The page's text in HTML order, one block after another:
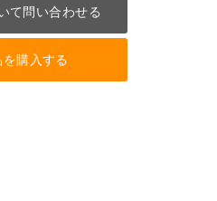
て問い合わせる
を購入する